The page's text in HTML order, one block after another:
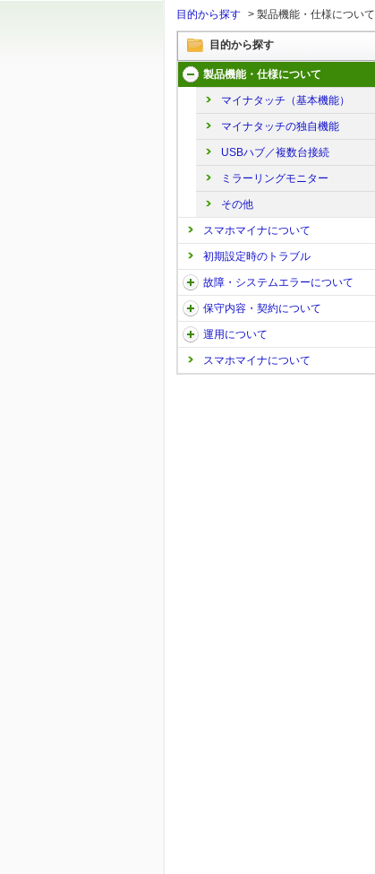
目的から探す > 製品機能・仕様について
目的から探す
製品機能・仕様について
マイナタッチ（基本機能）
マイナタッチの独自機能
USBハブ／複数台接続
ミラーリングモニター
その他
スマホマイナについて
初期設定時のトラブル
故障・システムエラーについて
保守内容・契約について
運用について
スマホマイナについて